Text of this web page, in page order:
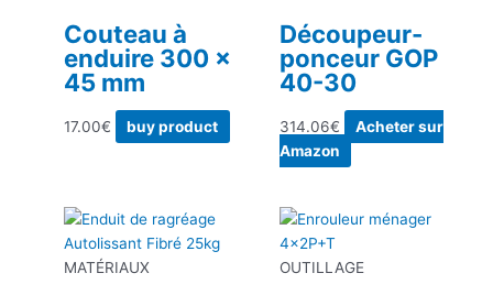
Couteau à
enduire 300 x
45 mm
17.00€ buy product
Découpeur-
ponceur GOP
40-30
314.06€
Acheter sur
Amazon
MATÉRIAUX OUTILLAGE